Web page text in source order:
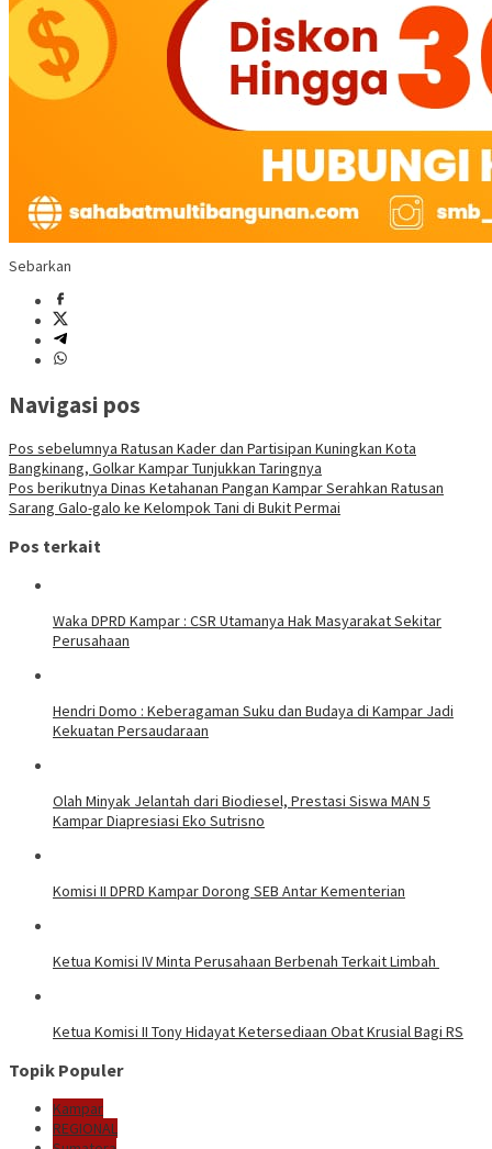
Sebarkan
Navigasi pos
Pos sebelumnya Ratusan Kader dan Partisipan Kuningkan Kota
Bangkinang, Golkar Kampar Tunjukkan Taringnya
Pos berikutnya Dinas Ketahanan Pangan Kampar Serahkan Ratusan
Sarang Galo-galo ke Kelompok Tani di Bukit Permai
Pos terkait
Waka DPRD Kampar : CSR Utamanya Hak Masyarakat Sekitar
Perusahaan
Hendri Domo : Keberagaman Suku dan Budaya di Kampar Jadi
Kekuatan Persaudaraan
Olah Minyak Jelantah dari Biodiesel, Prestasi Siswa MAN 5
Kampar Diapresiasi Eko Sutrisno
Komisi II DPRD Kampar Dorong SEB Antar Kementerian
Ketua Komisi IV Minta Perusahaan Berbenah Terkait Limbah
Ketua Komisi II Tony Hidayat Ketersediaan Obat Krusial Bagi RS
Topik Populer
Kampar
REGIONAL